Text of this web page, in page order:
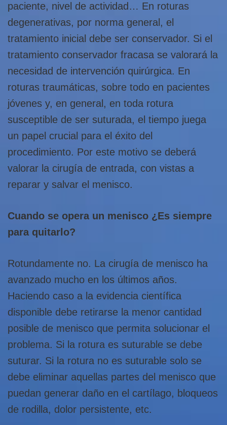
paciente, nivel de actividad… En roturas
degenerativas, por norma general, el
tratamiento inicial debe ser conservador. Si el
tratamiento conservador fracasa se valorará la
necesidad de intervención quirúrgica. En
roturas traumáticas, sobre todo en pacientes
jóvenes y, en general, en toda rotura
susceptible de ser suturada, el tiempo juega
un papel crucial para el éxito del
procedimiento. Por este motivo se deberá
valorar la cirugía de entrada, con vistas a
reparar y salvar el menisco.
Cuando se opera un menisco ¿Es siempre
para quitarlo?
Rotundamente no. La cirugía de menisco ha
avanzado mucho en los últimos años.
Haciendo caso a la evidencia científica
disponible debe retirarse la menor cantidad
posible de menisco que permita solucionar el
problema. Si la rotura es suturable se debe
suturar. Si la rotura no es suturable solo se
debe eliminar aquellas partes del menisco que
puedan generar daño en el cartílago, bloqueos
de rodilla, dolor persistente, etc.